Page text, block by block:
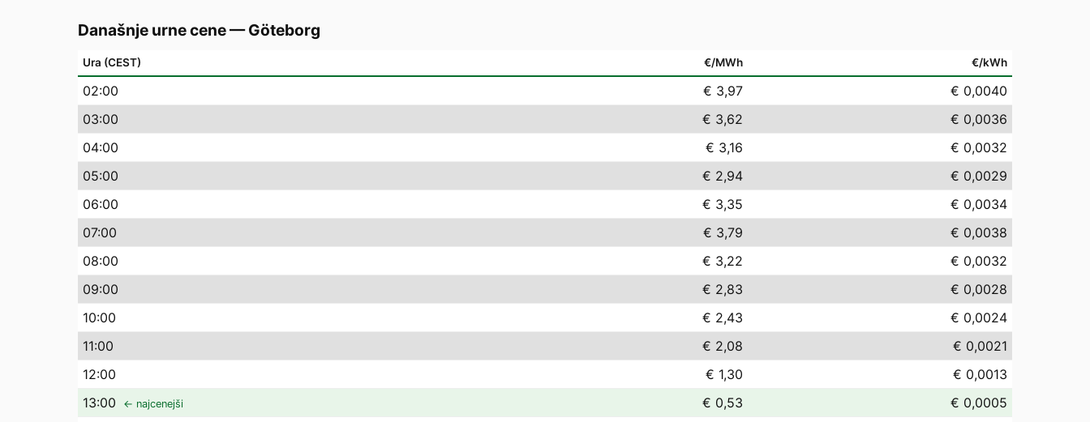
Današnje urne cene—Göteborg
Ura (CEST) €/MWh €/kWh
02:00 € 3,97
€ 0,0040
03:00 € 3,62
€ 0,0036
04:00 € 3,16
€ 0,0032
05:00 € 2,94
€ 0,0029
06:00 € 3,35
€ 0,0034
07:00 € 3,79
€ 0,0038
08:00 € 3,22
€ 0,0032
09:00 € 2,83
€ 0,0028
10:00 € 2,43
€ 0,0024
11:00 € 2,08
€ 0,0021
12:00 € 1,30
€ 0,0013
13:00 ← najcenejši € 0,53
€ 0,0005